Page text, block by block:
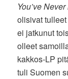
You’ve
olisivat
ei jatkunut
olleet
kakkos-LP
tuli Suomen